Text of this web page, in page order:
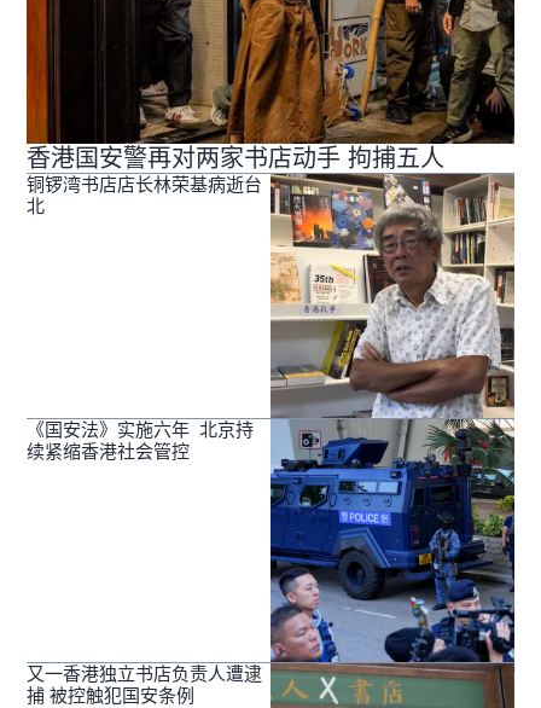
香港国安警再对两家书店动手 拘捕五人
铜锣湾书店店长林荣基病逝台
北
《国安法》实施六年 北京持
续紧缩香港社会管控
又一香港独立书店负责人遭逮
捕 被控触犯国安条例